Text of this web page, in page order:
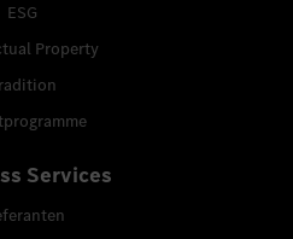
ESG
Property
Services